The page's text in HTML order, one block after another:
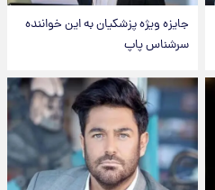
جایزه ویژه پزشکیان به این خواننده
سرشناس پاپ